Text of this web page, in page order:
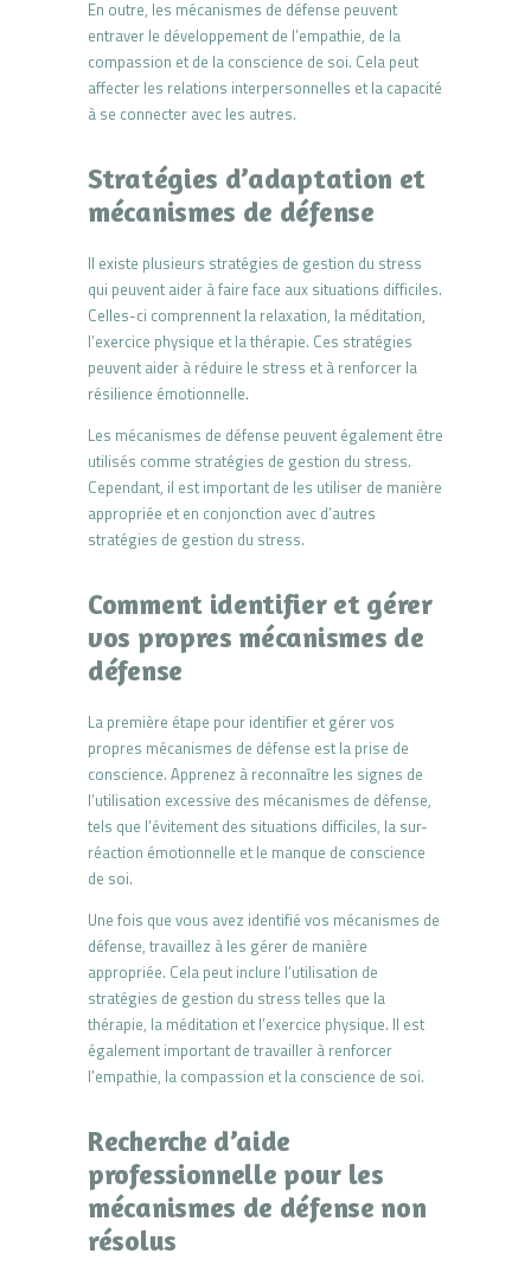
En outre, les mécanismes de défense peuvent
entraver le développement de l’empathie, de la
compassion et de la conscience de soi. Cela peut
affecter les relations interpersonnelles et la capacité
à se connecter avec les autres.
Stratégies d’adaptation et
mécanismes de défense
Il existe plusieurs stratégies de gestion du stress
qui peuvent aider à faire face aux situations difficiles.
Celles-ci comprennent la relaxation, la méditation,
l’exercice physique et la thérapie. Ces stratégies
peuvent aider à réduire le stress et à renforcer la
résilience émotionnelle.
Les mécanismes de défense peuvent également être
utilisés comme stratégies de gestion du stress.
Cependant, il est important de les utiliser de manière
appropriée et en conjonction avec d’autres
stratégies de gestion du stress.
Comment identifier et gérer
vos propres mécanismes de
défense
La première étape pour identifier et gérer vos
propres mécanismes de défense est la prise de
conscience. Apprenez à reconnaître les signes de
l’utilisation excessive des mécanismes de défense,
tels que l’évitement des situations difficiles, la sur-
réaction émotionnelle et le manque de conscience
de soi.
Une fois que vous avez identifié vos mécanismes de
défense, travaillez à les gérer de manière
appropriée. Cela peut inclure l’utilisation de
stratégies de gestion du stress telles que la
thérapie, la méditation et l’exercice physique. Il est
également important de travailler à renforcer
l’empathie, la compassion et la conscience de soi.
Recherche d’aide
professionnelle pour les
mécanismes de défense non
résolus